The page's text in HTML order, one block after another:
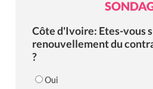
Côte d'Ivoire: Etes-vous
renouvellement du
?
Oui